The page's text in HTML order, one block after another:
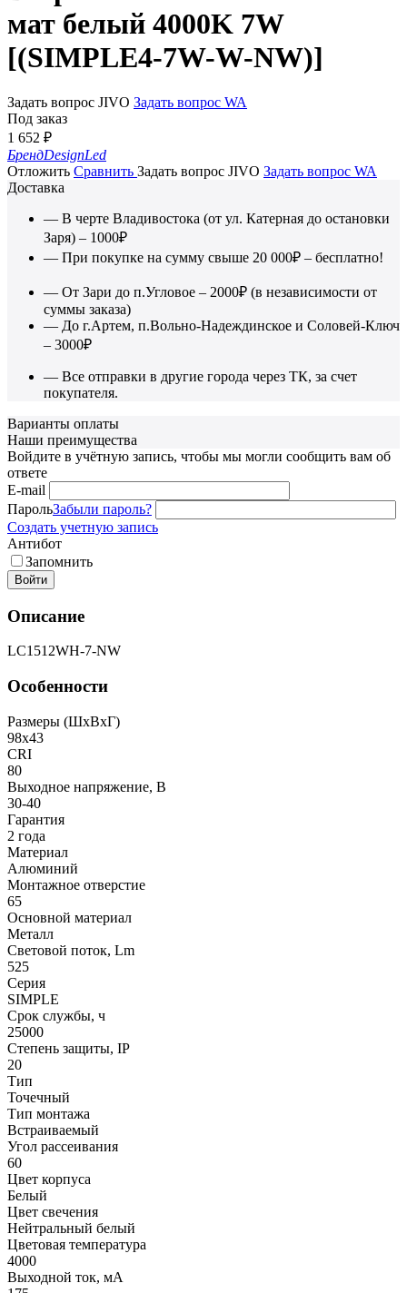
мат белый 4000K 7W
[(SIMPLE4-7W-W-NW)]
Задать вопрос JIVO Задать вопрос WA
Под заказ
1 652 ₽
БрендDesignLed
Отложить Сравнить Задать вопрос JIVO Задать вопрос WA
Доставка
— В черте Владивостока (от ул. Катерная до остановки
Заря) – 1000₽
— При покупке на сумму свыше 20 000₽ – бесплатно!
— От Зари до п.Угловое – 2000₽ (в независимости от
суммы заказа)
— До г.Артем, п.Вольно-Надеждинское и Соловей-Ключ
– 3000₽
— Все отправки в другие города через ТК, за счет
покупателя.
Варианты оплаты
Наши преимущества
Войдите в учётную запись, чтобы мы могли сообщить вам об
ответе
E-mail
ПарольЗабыли пароль?
Создать учетную запись
Антибот
Запомнить
Войти
Описание
LC1512WH-7-NW
Особенности
Размеры (ШxВxГ)
98x43
CRI
80
Выходное напряжение, В
30-40
Гарантия
2 года
Материал
Алюминий
Монтажное отверстие
65
Основной материал
Металл
Световой поток, Lm
525
Серия
SIMPLE
Срок службы, ч
25000
Степень защиты, IP
20
Тип
Точечный
Тип монтажа
Встраиваемый
Угол рассеивания
60
Цвет корпуса
Белый
Цвет свечения
Нейтральный белый
Цветовая температура
4000
Выходной ток, мА